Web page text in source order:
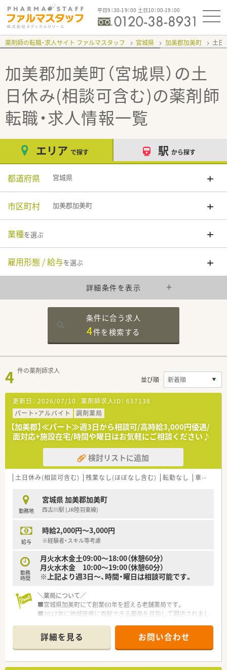
平日9：30-19：00 土日10：00-19：00
薬剤師の転職・求人サイト ファルマスタッフ 宮城県 加美郡加美町 土日
加美郡加美町（宮城県）の土
日休み(相談可含む)の薬剤師
転職・求人情報一覧
エリア で探す 駅 から探す
都道府県 宮城県
市区町村 加美郡加美町
業種を選ぶ
雇用形態 / 給与を選ぶ
詳細条件を表示
条件に合う求人
4件を検索する
4 件の薬剤師求人
並び順
更新日： 2026/07/10 薬剤師求人ID： 657138
パート・アルバイト
調剤薬局
【加美郡】≪パート≫週3日から相談可/高時給3,000円優遇/
面対応+施設在宅/時間や曜日はお気軽にご相談ください♪
検討リストに追加
土日休み(相談可含む) 残業なし(ほぼなし含む) 転勤なし 車通勤可
勤務地
宮城県 加美郡加美町
西古川駅 (JR陸羽東線)
給与
時給2,000円～3,000円
※経験者・スキル等考慮
勤務
時間
月火水木金土09:00～18:00（休憩60分）
月火水木金 10:00～19:00（休憩60分）
※上記より週3日～、時間・曜日は相談可能です。
＼薬局について／
■宮城県加美町にて創業60年を超える老舗薬局です。
■2017年に地域医療に貢献できる薬局を目指して開店されまし
■地域医療機関との連携も取りやすく、患者様との繋がりも強い
雰囲気の良い薬局です。
■OTCと薬局製剤を主力に併せて調剤業務を行っており、豊富な
経験ができる環境です。
詳細を見る お問い合わせ